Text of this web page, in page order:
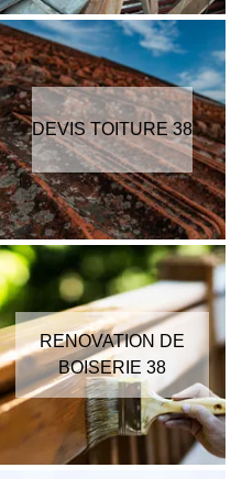
DEVIS TOITURE 38
RENOVATION DE
BOISERIE 38